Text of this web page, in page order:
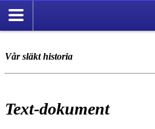
Vår släkt historia
Text-dokument